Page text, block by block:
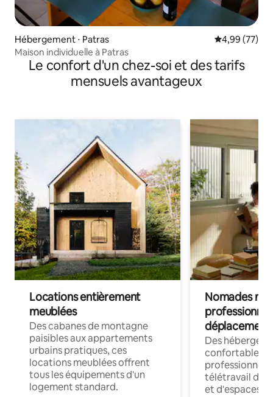
Hébergement ⋅ Patras Évaluation
4,99 (77)
Maison individuelle à Patras
Le confort d'un chez-soi et des tarifs
mensuels avantageux
Locations entièrement
meublées
Des cabanes de montagne
paisibles aux appartements
urbains pratiques, ces
locations meublées offrent
tous les équipements d'un
logement standard.
Nomades
déplacement
Des
confortables
professionnels
télétravail
et d'espaces